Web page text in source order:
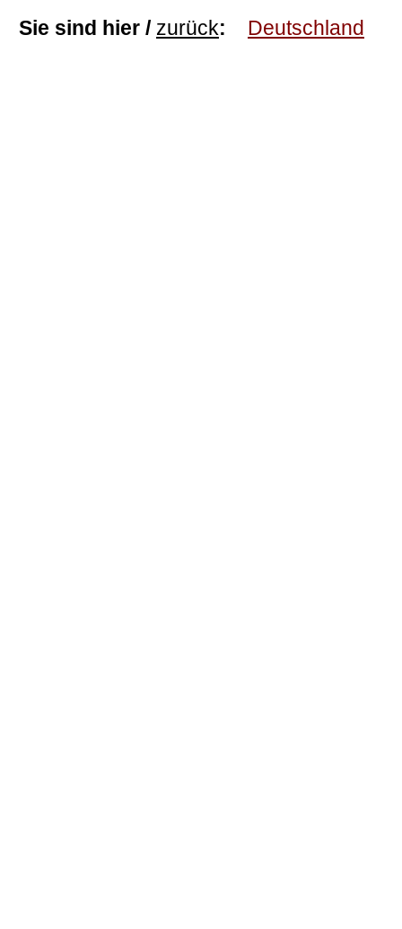
Sie sind hier / zurück: Deutschland